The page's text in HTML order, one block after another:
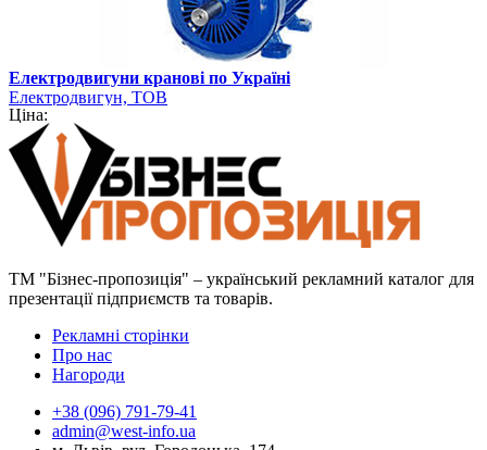
Електродвигуни кранові по Україні
Електродвигун, ТОВ
Ціна:
ТМ "Бізнес-пропозиція" – український рекламний каталог для
презентації підприємств та товарів.
Рекламні сторінки
Про нас
Нагороди
+38 (096) 791-79-41
admin@west-info.ua